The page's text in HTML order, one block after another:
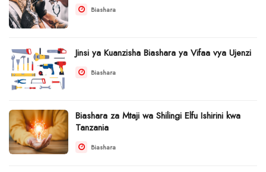
Biashara
Jinsi ya Kuanzisha Biashara ya Vifaa vya Ujenzi
Biashara
Biashara za Mtaji wa Shilingi Elfu Ishirini kwa
Tanzania
Biashara